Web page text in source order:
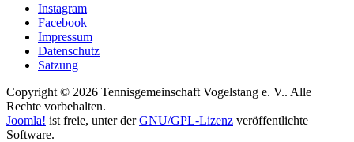
Instagram
Facebook
Impressum
Datenschutz
Satzung
Copyright © 2026 Tennisgemeinschaft Vogelstang e. V.. Alle
Rechte vorbehalten.
Joomla! ist freie, unter derGNU/GPL-Lizenz veröffentlichte
Software.